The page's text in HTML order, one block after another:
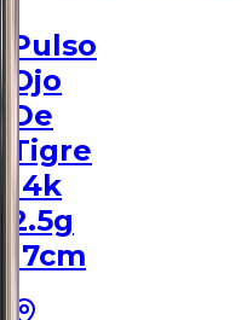
Pulso
Ojo
De
Tigre
14k
2.5g
17cm